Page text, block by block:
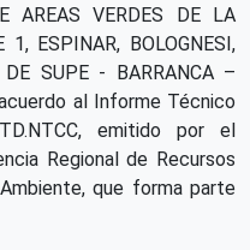
AREAS VERDES DE LA
ESPINAR, BOLOGNESI,
SUPE - BARRANCA –
al Informe Técnico
emitido por el
Regional de Recursos
que forma parte